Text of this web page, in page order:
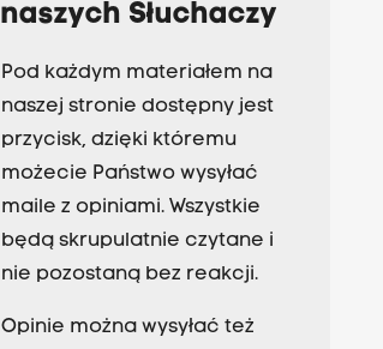
naszych Słuchaczy
Pod każdym materiałem na
naszej stronie dostępny jest
przycisk, dzięki któremu
możecie Państwo wysyłać
maile z opiniami. Wszystkie
będą skrupulatnie czytane i
nie pozostaną bez reakcji.
Opinie można wysyłać też